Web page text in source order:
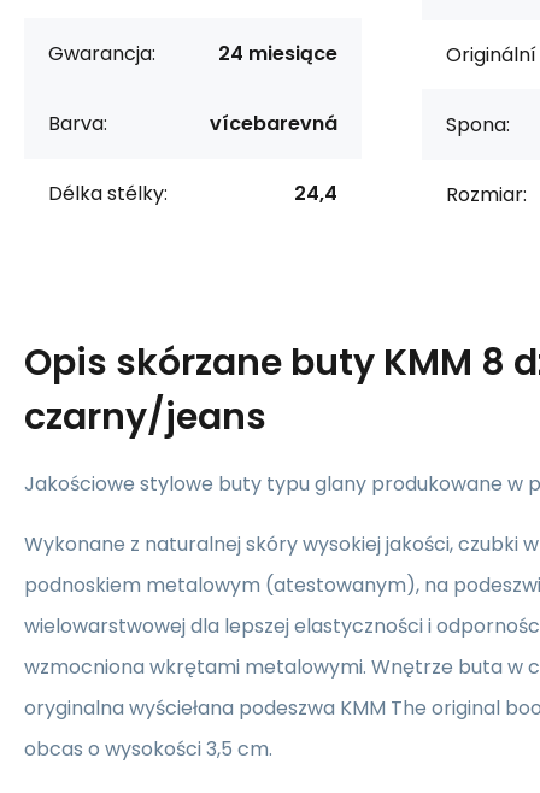
Gwarancja: 24 miesiące
Barva: vícebarevná
Délka stélky: 24,4
Spona:
Rozmiar:
Opis skórzane buty KMM 8
czarny/jeans
Jakościowe stylowe buty typu glany produkowane w
Wykonane z naturalnej skóry wysokiej jakości, czubki
podnoskiem metalowym (atestowanym), na
wielowarstwowej dla lepszej elastyczności i
wzmocniona wkrętami metalowymi. Wnętrze buta w
oryginalna wyściełana podeszwa KMM The original
obcas o wysokości 3,5 cm.